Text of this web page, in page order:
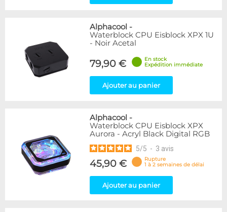
Alphacool -
Waterblock CPU Eisblock XPX 1U
- Noir Acetal
79,90 €
En stock
Expédition immédiate
Ajouter au panier
Alphacool -
Waterblock CPU Eisblock XPX
Aurora - Acryl Black Digital RGB
5/5 - 3 avis
45,90 €
Rupture
1 à 2 semaines de délai
Ajouter au panier